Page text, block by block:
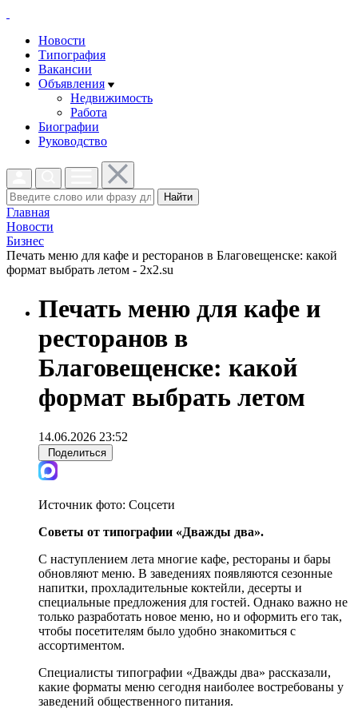
Новости
Типография
Вакансии
Объявления
Недвижимость
Работа
Биографии
Руководство
Найти
Главная
Новости
Бизнес
Печать меню для кафе и ресторанов в Благовещенске: какой
формат выбрать летом - 2x2.su
Печать меню для кафе и
ресторанов в
Благовещенске: какой
формат выбрать летом
14.06.2026 23:52
Поделиться
Источник фото: Соцсети
Советы от типографии «Дважды два».
С наступлением лета многие кафе, рестораны и бары
обновляют меню. В заведениях появляются сезонные
напитки, прохладительные коктейли, десерты и
специальные предложения для гостей. Однако важно не
только разработать новое меню, но и оформить его так,
чтобы посетителям было удобно знакомиться с
ассортиментом.
Специалисты типографии «Дважды два» рассказали,
какие форматы меню сегодня наиболее востребованы у
заведений общественного питания.